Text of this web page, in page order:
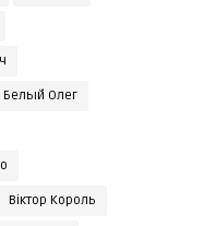
Белый Олег
Віктор Король